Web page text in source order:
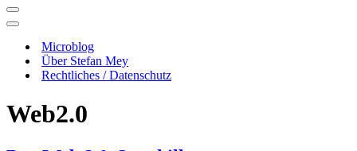
Navigationsmenü
Navigationsmenü
Microblog
Über Stefan Mey
Rechtliches / Datenschutz
Web2.0